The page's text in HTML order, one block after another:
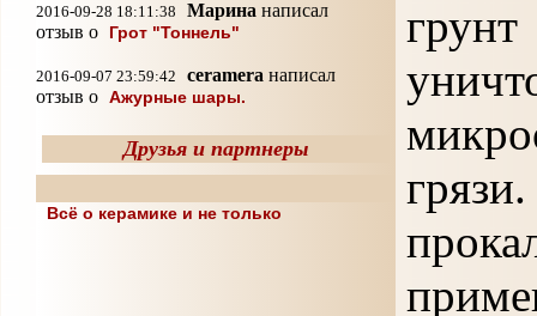
2016-09-28 18:11:38 Марина написал
отзыв о
Грот "Тоннель"
2016-09-07 23:59:42 ceramera написал
отзыв о Ажурные шары.
Друзья и партнеры
Всё о керамике и не только